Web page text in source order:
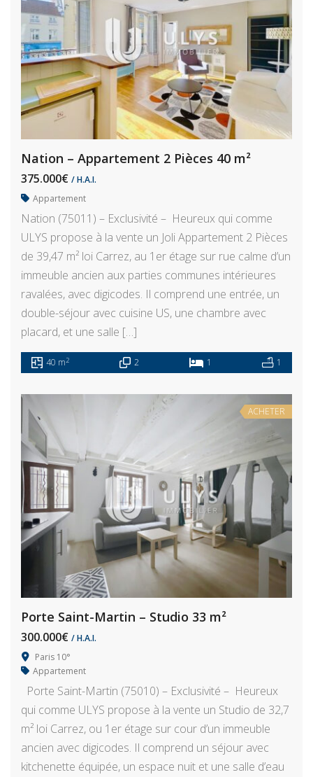
Nation – Appartement 2 Pièces 40 m²
375.000€ / H.A.I.
Appartement
Nation (75011) – Exclusivité – Heureux qui comme
ULYS propose à la vente un Joli Appartement 2 Pièces
de 39,47 m² loi Carrez, au 1er étage sur rue calme d’un
immeuble ancien aux parties communes intérieures
ravalées, avec digicodes. Il comprend une entrée, un
double-séjour avec cuisine US, une chambre avec
placard, et une salle […]
40 m2 2 1 1
ACHETER
Porte Saint-Martin – Studio 33 m²
300.000€ / H.A.I.
Paris 10°
Appartement
Porte Saint-Martin (75010) – Exclusivité – Heureux
qui comme ULYS propose à la vente un Studio de 32,7
m² loi Carrez, ou 1er étage sur cour d’un immeuble
ancien avec digicodes. Il comprend un séjour avec
kitchenette équipée, un espace nuit et une salle d’eau